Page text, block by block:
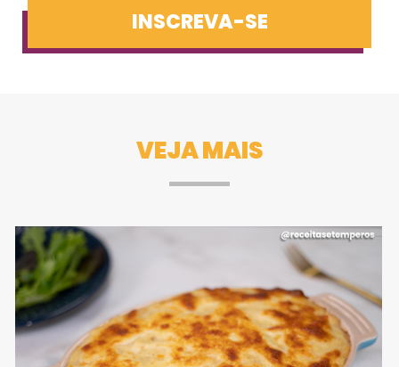
INSCREVA-SE
VEJA MAIS